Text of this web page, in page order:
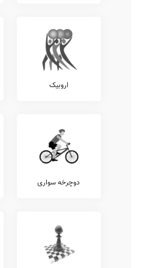
اروبیک
دوچرخه سواری